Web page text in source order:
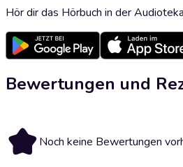
Hör dir das Hörbuch in der
Bewertungen und
Noch keine Bewertungen